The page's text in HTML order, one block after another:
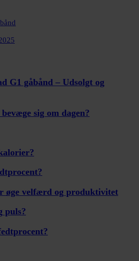
G1 gåbånd – Udsolgt og
sig om dagen?
øge velfærd og produktivitet
puls?